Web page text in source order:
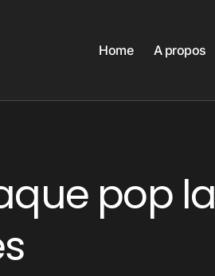
Home A propos
pop la